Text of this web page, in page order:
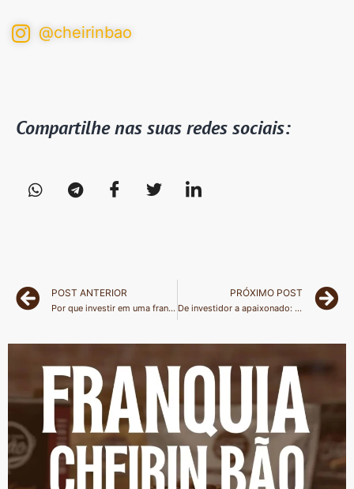
@cheirinbao
Compartilhe nas suas redes sociais:
POST ANTERIOR
Por que investir em uma franquia de cafeteria lucrativa é um negócio estratégico em 2026?
PRÓXIMO POST
De investidor a apaixonado: o que esperar do suporte da Cheirin Bão